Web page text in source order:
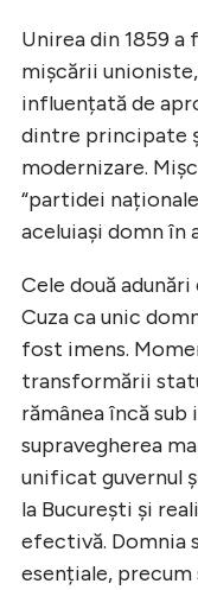
Unirea din 1859
mișcării
influențată de
dintre principate
modernizare.
“partidei
aceluiași domn în
Cele două
Cuza ca unic
fost imens.
transformării
rămânea încă
supravegherea
unificat guvernul
la București și
efectivă. Domnia
esențiale,